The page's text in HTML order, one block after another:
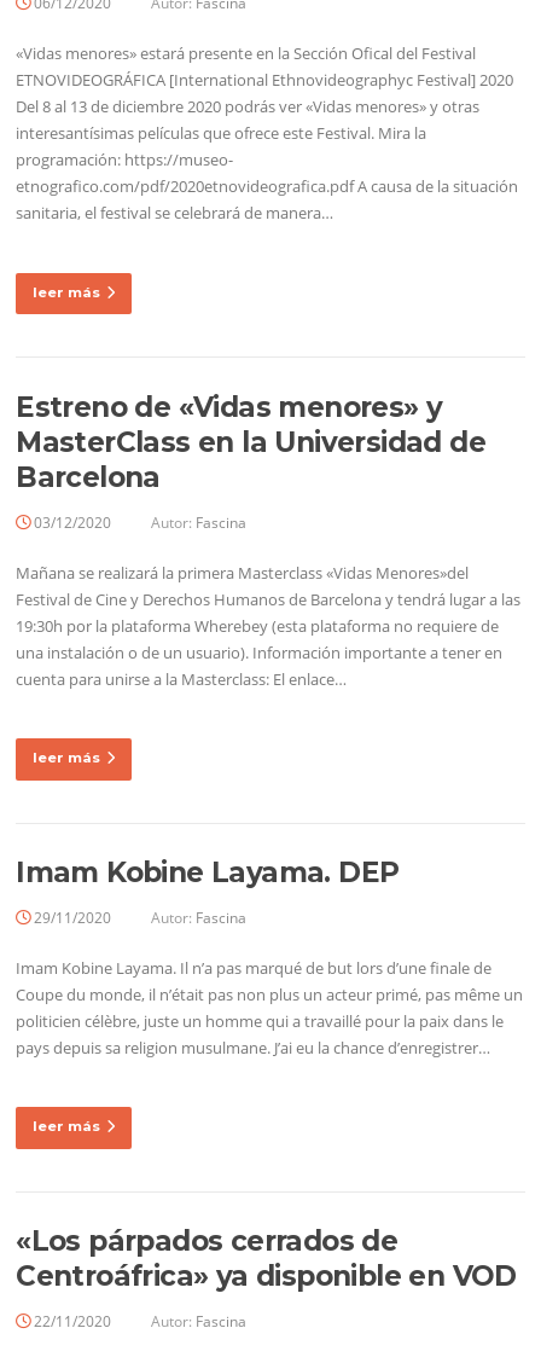
«Vidas menores» estará presente en la Sección Ofical del Festival
ETNOVIDEOGRÁFICA [International Ethnovideographyc Festival] 2020
Del 8 al 13 de diciembre 2020 podrás ver «Vidas menores» y otras
interesantísimas películas que ofrece este Festival. Mira la
programación: https://museo-
etnografico.com/pdf/2020etnovideografica.pdf A causa de la situación
sanitaria, el festival se celebrará de manera…
leer más
Estreno de «Vidas menores» y
MasterClass en la Universidad de
Barcelona
03/12/2020 Autor: Fascina
Mañana se realizará la primera Masterclass «Vidas Menores»del
Festival de Cine y Derechos Humanos de Barcelona y tendrá lugar a las
19:30h por la plataforma Wherebey (esta plataforma no requiere de
una instalación o de un usuario). Información importante a tener en
cuenta para unirse a la Masterclass: El enlace…
leer más
Imam Kobine Layama. DEP
29/11/2020 Autor: Fascina
Imam Kobine Layama. Il n’a pas marqué de but lors d’une finale de
Coupe du monde, il n’était pas non plus un acteur primé, pas même un
politicien célèbre, juste un homme qui a travaillé pour la paix dans le
pays depuis sa religion musulmane. J’ai eu la chance d’enregistrer…
leer más
«Los párpados cerrados de
Centroáfrica» ya disponible en VOD
22/11/2020 Autor: Fascina